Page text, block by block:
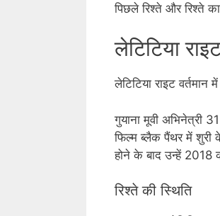
पिछले रिश्ते और रिश्ते
लेटिटिया
लेटिटिया राइट वर्तमान
गुयाना मूवी अभिनेत्री
फिल्म ब्लैक पैंथर में शुरी
होने के बाद उन्हें 2018
रिश्ते की स्थिति